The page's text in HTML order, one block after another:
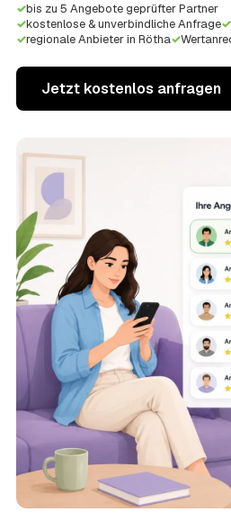
✓bis zu 5 Angebote geprüfter Partner
✓kostenlose & unverbindliche Anfrage✓
✓regionale Anbieter in Rötha✓
Jetzt kostenlos anfragen